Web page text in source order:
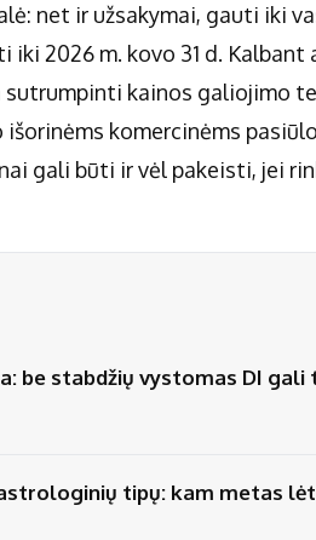
net ir užsakymai, gauti iki
2026 m. kovo 31 d. Kalbant
sutrumpinti kainos galiojimo
išorinėms komercinėms
gali būti ir vėl pakeisti, jei
be stabdžių vystomas DI
tipų: kam metas